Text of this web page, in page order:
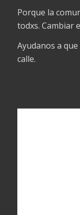
Porque la
todxs. Cambiar
Ayudanos a
calle.